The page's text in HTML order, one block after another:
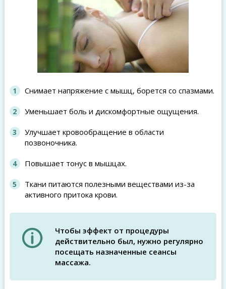
Снимает напряжение с мышц, борется со спазмами.
Уменьшает боль и дискомфортные ощущения.
Улучшает кровообращение в области
позвоночника.
Повышает тонус в мышцах.
Ткани питаются полезными веществами из-за
активного притока крови.
Чтобы эффект от процедуры
действительно был, нужно регулярно
посещать назначенные сеансы
массажа.